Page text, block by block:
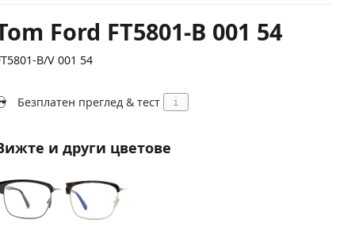
Ford FT5801-B 001 54
B/V 001 54
Безплатен преглед & тест i
и други цветове